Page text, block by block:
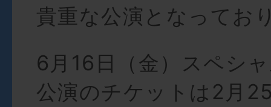
貴重な公演となってお
6月16日（金）スペシ
公演のチケットは2月